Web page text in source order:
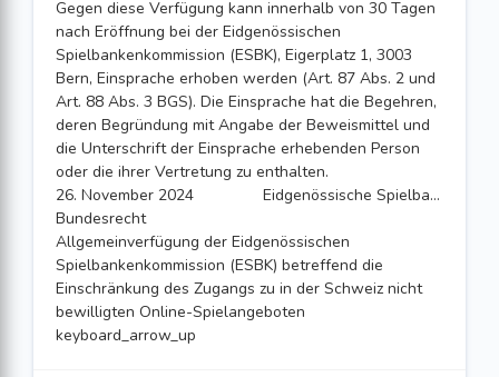
Gegen diese Verfügung kann innerhalb von 30 Tagen
nach Eröffnung bei der Eidgenössischen
Spielbankenkommission (ESBK), Eigerplatz 1, 3003
Bern, Einsprache erhoben werden (Art. 87 Abs. 2 und
Art. 88 Abs. 3 BGS). Die Einsprache hat die Begehren,
deren Begründung mit Angabe der Beweismittel und
die Unterschrift der Einsprache erhebenden Person
oder die ihrer Vertretung zu enthalten.
26. November 2024
Eidgenössische Spielbankenkommission Leiter Sekretariat: Thomas Fritschi Bersier
Bundesrecht
Allgemeinverfügung der Eidgenössischen
Spielbankenkommission (ESBK) betreffend die
Einschränkung des Zugangs zu in der Schweiz nicht
bewilligten Online-Spielangeboten
keyboard_arrow_up